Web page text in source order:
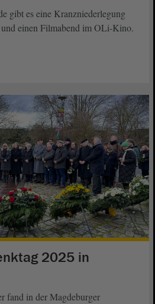
gibt es eine Kranzniederlegung
einen Filmabend im OLi-Kino.
2025 in
fand in der Magdeburger